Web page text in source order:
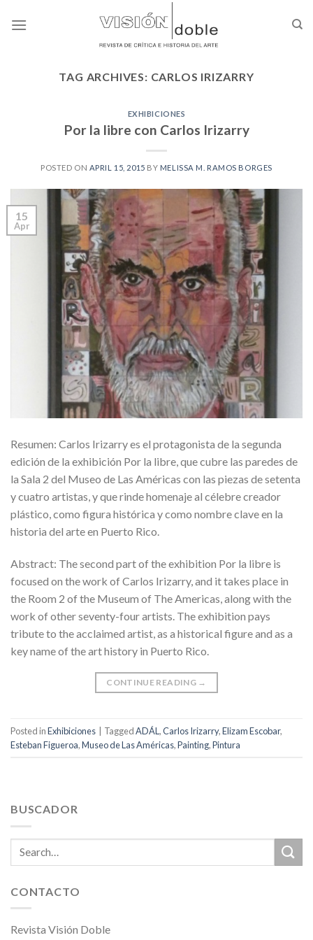
TAG ARCHIVES: CARLOS IRIZARRY
EXHIBICIONES
Por la libre con Carlos Irizarry
POSTED ON APRIL 15, 2015 BY MELISSA M. RAMOS BORGES
15
Apr
Resumen: Carlos Irizarry es el protagonista de la segunda
edición de la exhibición Por la libre, que cubre las paredes de
la Sala 2 del Museo de Las Américas con las piezas de setenta
y cuatro artistas, y que rinde homenaje al célebre creador
plástico, como figura histórica y como nombre clave en la
historia del arte en Puerto Rico.
Abstract: The second part of the exhibition Por la libre is
focused on the work of Carlos Irizarry, and it takes place in
the Room 2 of the Museum of The Americas, along with the
work of other seventy-four artists. The exhibition pays
tribute to the acclaimed artist, as a historical figure and as a
key name of the art history in Puerto Rico.
CONTINUE READING →
Posted inExhibiciones | TaggedADÁL ,Carlos Irizarry,Elizam Escobar,
Esteban Figueroa,Museo de Las Américas,Painting,Pintura
BUSCADOR
CONTACTO
Revista Visión Doble